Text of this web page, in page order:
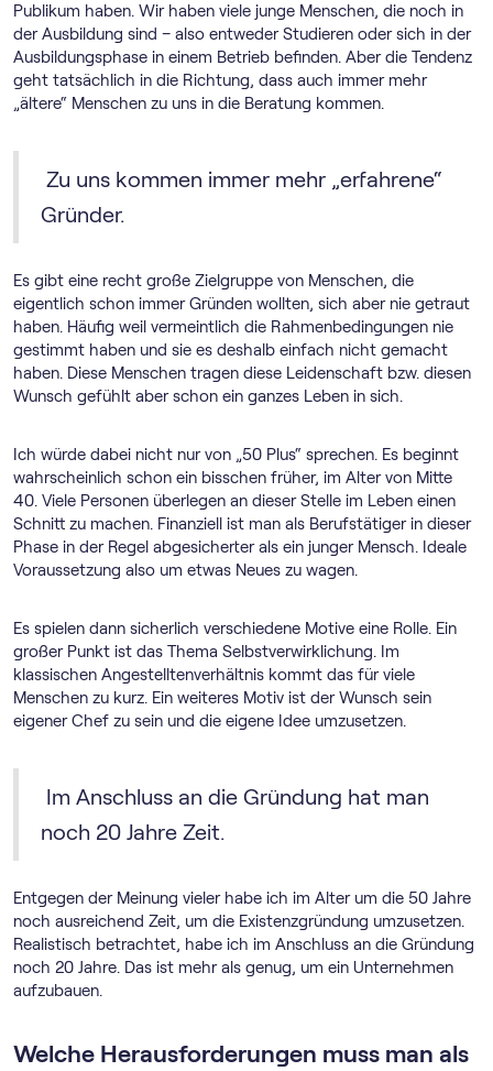
Publikum haben. Wir haben viele junge Menschen, die noch in
der Ausbildung sind – also entweder Studieren oder sich in der
Ausbildungsphase in einem Betrieb befinden. Aber die Tendenz
geht tatsächlich in die Richtung, dass auch immer mehr
„ältere“ Menschen zu uns in die Beratung kommen.
Zu uns kommen immer mehr „erfahrene“
Gründer.
Es gibt eine recht große Zielgruppe von Menschen, die
eigentlich schon immer Gründen wollten, sich aber nie getraut
haben. Häufig weil vermeintlich die Rahmenbedingungen nie
gestimmt haben und sie es deshalb einfach nicht gemacht
haben. Diese Menschen tragen diese Leidenschaft bzw. diesen
Wunsch gefühlt aber schon ein ganzes Leben in sich.
Ich würde dabei nicht nur von „50 Plus“ sprechen. Es beginnt
wahrscheinlich schon ein bisschen früher, im Alter von Mitte
40. Viele Personen überlegen an dieser Stelle im Leben einen
Schnitt zu machen. Finanziell ist man als Berufstätiger in dieser
Phase in der Regel abgesicherter als ein junger Mensch. Ideale
Voraussetzung also um etwas Neues zu wagen.
Es spielen dann sicherlich verschiedene Motive eine Rolle. Ein
großer Punkt ist das Thema Selbstverwirklichung. Im
klassischen Angestelltenverhältnis kommt das für viele
Menschen zu kurz. Ein weiteres Motiv ist der Wunsch sein
eigener Chef zu sein und die eigene Idee umzusetzen.
Im Anschluss an die Gründung hat man
noch 20 Jahre Zeit.
Entgegen der Meinung vieler habe ich im Alter um die 50 Jahre
noch ausreichend Zeit, um die Existenzgründung umzusetzen.
Realistisch betrachtet, habe ich im Anschluss an die Gründung
noch 20 Jahre. Das ist mehr als genug, um ein Unternehmen
aufzubauen.
Welche Herausforderungen muss man als